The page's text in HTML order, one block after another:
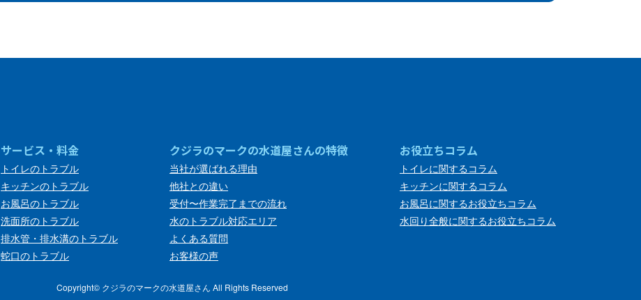
サービス・料金
トイレのトラブル
キッチンのトラブル
お風呂のトラブル
洗面所のトラブル
排水管・排水溝のトラブル
蛇口のトラブル
クジラのマークの水道屋さんの特徴
当社が選ばれる理由
他社との違い
受付〜作業完了までの流れ
水のトラブル対応エリア
よくある質問
お客様の声
お役立ちコラム
トイレに関するコラム
キッチンに関するコラム
お風呂に関するお役立ちコラム
水回り全般に関するお役立ちコラム
Copyright©︎ クジラのマークの水道屋さん All Rights Reserved